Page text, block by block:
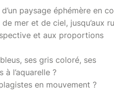
paysage éphémère en
mer et de ciel, jusqu’aux
et aux proportions
ses gris coloré, ses
à l’aquarelle ?
en mouvement ?